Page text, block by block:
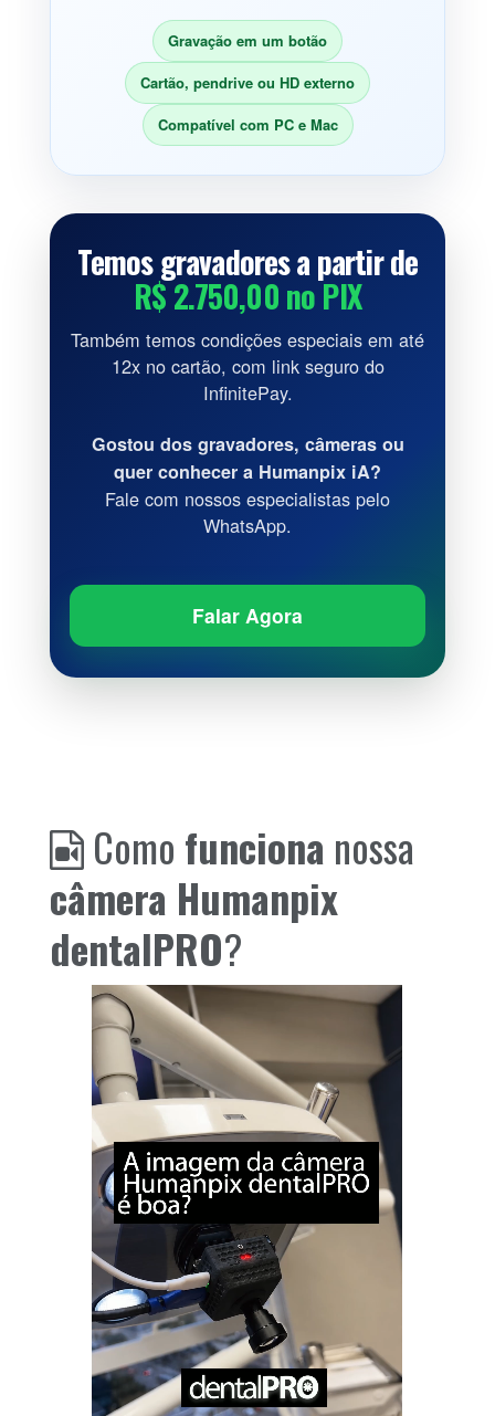
Gravação em um botão
Cartão, pendrive ou HD externo
Compatível com PC e Mac
Temos gravadores a partir de
R$ 2.750,00 no PIX
Também temos condições especiais em até
12x no cartão, com link seguro do
InfinitePay.
Gostou dos gravadores, câmeras ou
quer conhecer a Humanpix iA?
Fale com nossos especialistas pelo
WhatsApp.
Falar Agora
Como funciona nossa
câmera Humanpix
dentalPRO?